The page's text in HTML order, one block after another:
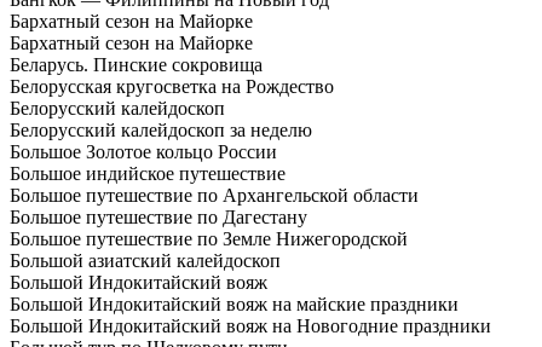
Бархатный сезон на Майорке
Бархатный сезон на Майорке
Беларусь. Пинские сокровища
Белорусская кругосветка на Рождество
Белорусский калейдоскоп
Белорусский калейдоскоп за неделю
Большое Золотое кольцо России
Большое индийское путешествие
Большое путешествие по Архангельской области
Большое путешествие по Дагестану
Большое путешествие по Земле Нижегородской
Большой азиатский калейдоскоп
Большой Индокитайский вояж
Большой Индокитайский вояж на майские праздники
Большой Индокитайский вояж на Новогодние праздники